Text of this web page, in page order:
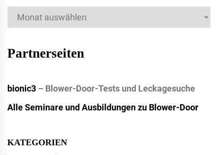
Archiv
Partnerseiten
bionic3 – Blower-Door-Tests und Leckagesuche
Alle Seminare und Ausbildungen zu Blower-Door
KATEGORIEN